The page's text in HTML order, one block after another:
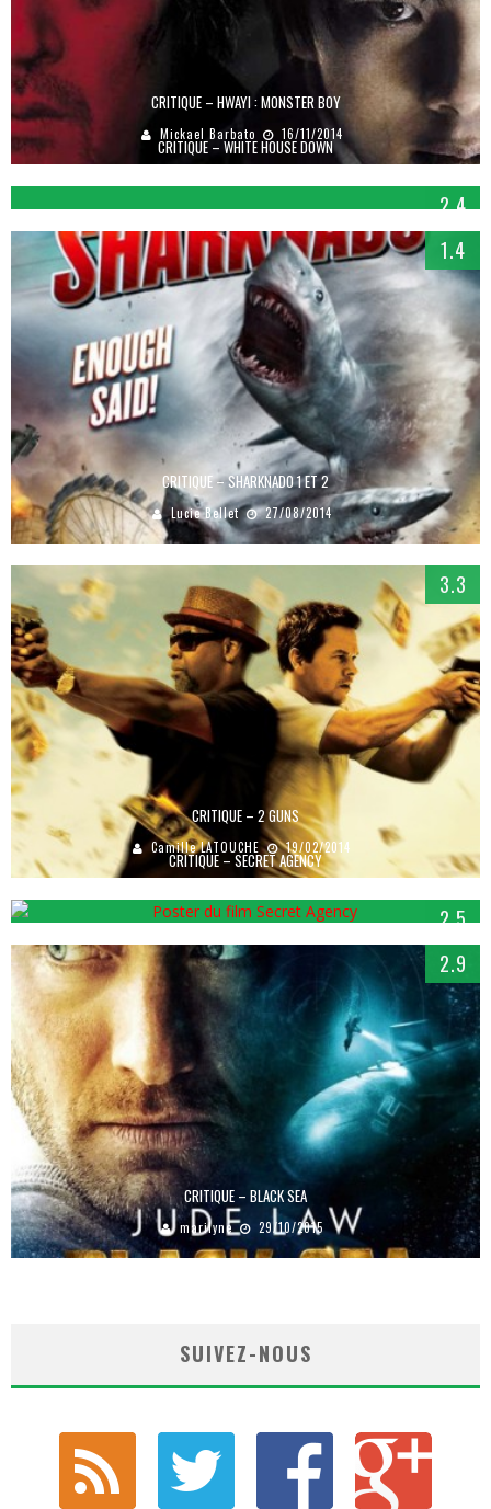
CRITIQUE – HWAYI : MONSTER BOY
Mickael Barbato 16/11/2014
2.4
CRITIQUE – WHITE HOUSE DOWN
1.4
CRITIQUE – SHARKNADO 1 ET 2
Lucie Bellet 27/08/2014
3.3
CRITIQUE – 2 GUNS
Camille LATOUCHE 19/02/2014
2.5
CRITIQUE – SECRET AGENCY
2.9
CRITIQUE – BLACK SEA
marilyne 29/10/2015
SUIVEZ-NOUS